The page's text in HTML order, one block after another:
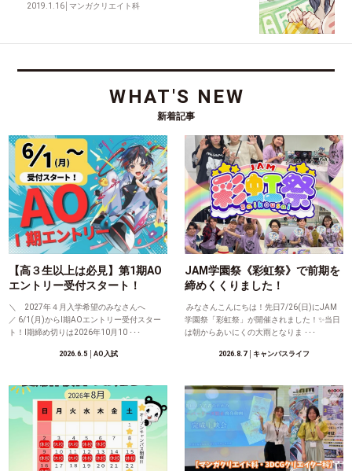
2019.1.16 │マンガクリエイト科
WHAT'S NEW
新着記事
【高３生以上は必見】第1期AO
エントリー受付スタート！
＼ 2027年４月入学希望のみなさんへ
／ 6/1(月)からⅠ期AOエントリー受付スター
ト！Ⅰ期締め切りは2026年10月10 ･･･
2026.6.5│AO入試
JAM学園祭《彩虹祭》で前期を
締めくくりました！
みなさんこんにちは！先日7/26(日)にJAM
学園祭「彩虹祭」が開催されました！✨当日
は朝からあいにくの大雨となりま ･･･
2026.8.7│キャンパスライフ